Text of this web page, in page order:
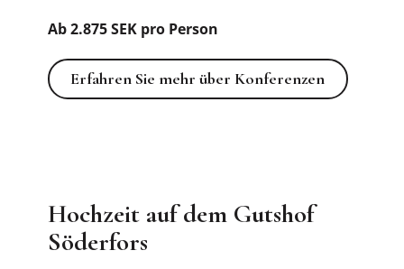
Ab 2.875 SEK pro Person
Erfahren Sie mehr über
Erfahren Sie mehr über Konferenzen
Hochzeit auf dem Gutshof
Söderfors